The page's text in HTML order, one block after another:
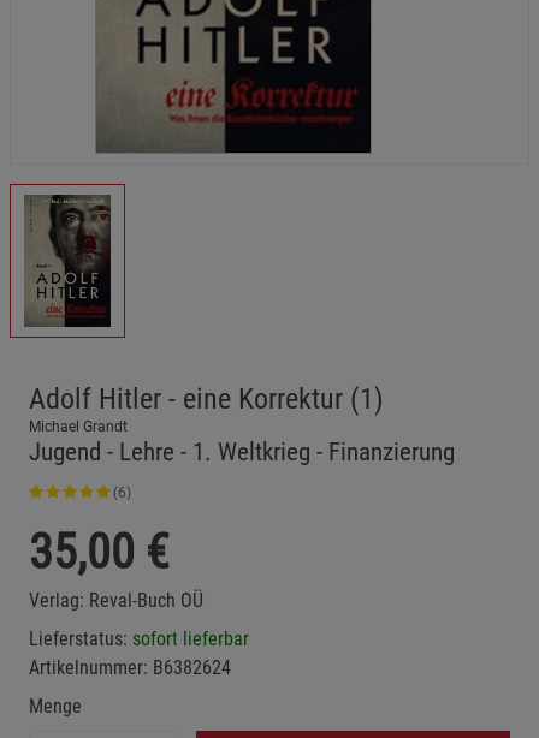
Adolf Hitler - eine Korrektur (1)
Michael Grandt
Jugend - Lehre - 1. Weltkrieg - Finanzierung
(6)
35,00 €
Verlag: Reval-Buch OÜ
Lieferstatus: sofort lieferbar
Artikelnummer: B6382624
Menge